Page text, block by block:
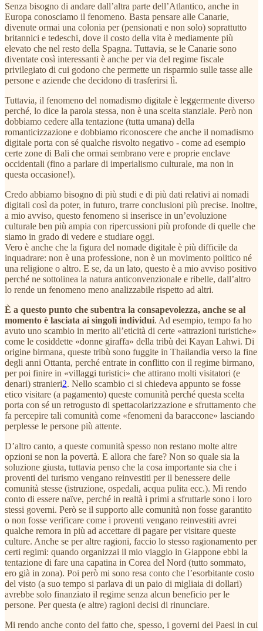
Senza bisogno di andare dall’altra parte dell’Atlantico, anche in
Europa conosciamo il fenomeno. Basta pensare alle Canarie,
divenute ormai una colonia per (pensionati e non solo) soprattutto
britannici e tedeschi, dove il costo della vita è mediamente più
elevato che nel resto della Spagna. Tuttavia, se le Canarie sono
diventate così interessanti è anche per via del regime fiscale
privilegiato di cui godono che permette un risparmio sulle tasse alle
persone e aziende che decidono di trasferirsi lì.
Tuttavia, il fenomeno del nomadismo digitale è leggermente diverso
perché, lo dice la parola stessa, non è una scelta stanziale. Però non
dobbiamo cedere alla tentazione (tutta umana) della
romanticizzazione e dobbiamo riconoscere che anche il nomadismo
digitale porta con sé qualche risvolto negativo - come ad esempio
certe zone di Bali che ormai sembrano vere e proprie enclave
occidentali (fino a parlare di imperialismo culturale, ma non in
questa occasione!).
Credo abbiamo bisogno di più studi e di più dati relativi ai nomadi
digitali così da poter, in futuro, trarre conclusioni più precise. Inoltre,
a mio avviso, questo fenomeno si inserisce in un’evoluzione
culturale ben più ampia con ripercussioni più profonde di quelle che
siamo in grado di vedere e studiare oggi.
Vero è anche che la figura del nomade digitale è più difficile da
inquadrare: non è una professione, non è un movimento politico né
una religione o altro. E se, da un lato, questo è a mio avviso positivo
perché ne sottolinea la natura anticonvenzionale e ribelle, dall’altro
lo rende un fenomeno meno analizzabile rispetto ad altri.
È a questo punto che subentra la consapevolezza, anche se al
momento è lasciata ai singoli individui. Ad esempio, tempo fa ho
avuto uno scambio in merito all’eticità di certe «attrazioni turistiche»
come le cosiddette «donne giraffa» della tribù dei Kayan Lahwi. Di
origine birmana, queste tribù sono fuggite in Thailandia verso la fine
degli anni Ottanta, perché entrate in conflitto con il regime birmano,
per poi finire in «villaggi turistici» che attirano molti visitatori (e
denari) stranieri2. Nello scambio ci si chiedeva appunto se fosse
etico visitare (a pagamento) queste comunità perché questa scelta
porta con sé un retrogusto di spettacolarizzazione e sfruttamento che
fa percepire tali comunità come «fenomeni da baraccone» lasciando
perplesse le persone più attente.
D’altro canto, a queste comunità spesso non restano molte altre
opzioni se non la povertà. E allora che fare? Non so quale sia la
soluzione giusta, tuttavia penso che la cosa importante sia che i
proventi del turismo vengano reinvestiti per il benessere delle
comunità stesse (istruzione, ospedali, acqua pulita ecc.). Mi rendo
conto di essere naïve, perché in realtà i primi a sfruttarle sono i loro
stessi governi. Però se il supporto alle comunità non fosse garantito
o non fosse verificare come i proventi vengano reinvestiti avrei
qualche remora in più ad accettare di pagare per visitare queste
culture. Anche se per altre ragioni, faccio lo stesso ragionamento per
certi regimi: quando organizzai il mio viaggio in Giappone ebbi la
tentazione di fare una capatina in Corea del Nord (tutto sommato,
ero già in zona). Poi però mi sono resa conto che l’esorbitante costo
del visto (a suo tempo si parlava di un paio di migliaia di dollari)
avrebbe solo finanziato il regime senza alcun beneficio per le
persone. Per questa (e altre) ragioni decisi di rinunciare.
Mi rendo anche conto del fatto che, spesso, i governi dei Paesi in cui